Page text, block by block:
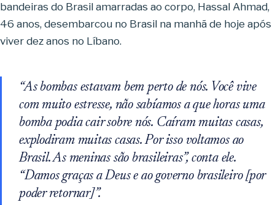
bandeiras do Brasil amarradas ao corpo, Hassal Ahmad,
46 anos, desembarcou no Brasil na manhã de hoje após
viver dez anos no Líbano.
“As bombas estavam bem perto de nós. Você vive
com muito estresse, não sabíamos a que horas uma
bomba podia cair sobre nós. Caíram muitas casas,
explodiram muitas casas. Por isso voltamos ao
Brasil. As meninas são brasileiras”, conta ele.
“Damos graças a Deus e ao governo brasileiro [por
poder retornar]”.